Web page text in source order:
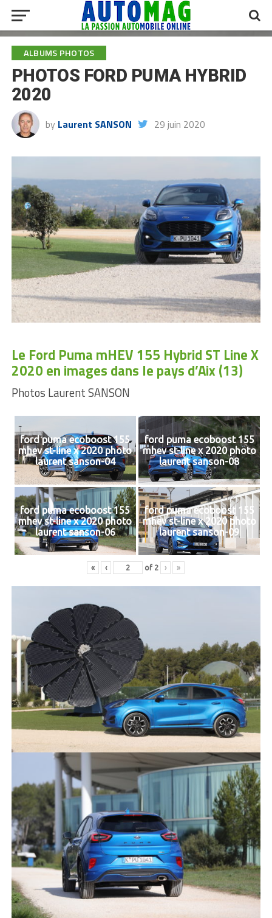
ALBUMS PHOTOS
PHOTOS FORD PUMA HYBRID
2020
by Laurent SANSON 29 juin 2020
Le Ford Puma mHEV 155 Hybrid ST Line X
2020 en images dans le pays d’Aix (13)
Photos Laurent SANSON
ford puma ecoboost 155
mhev st-line x 2020 photo
laurent sanson-04
ford puma ecoboost 155
mhev st-line x 2020 photo
laurent sanson-08
ford puma ecoboost 155
mhev st-line x 2020 photo
laurent sanson-06
ford puma ecoboost 155
mhev st-line x 2020 photo
laurent sanson-09
« ‹ of 2 › »